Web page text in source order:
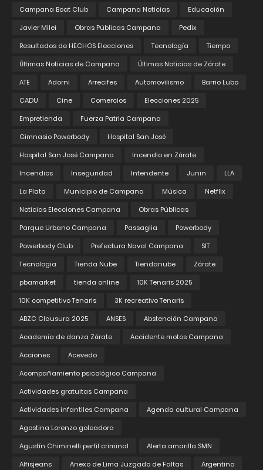
Campana Boat Club
Campana Noticias
Educación
Javier Milei
Obras Públicas Campana
Pedix
Resultados de HECHOS Elecciones
Tecnología
Tiempo
Últimas Noticias de Campana
Últimas Noticias de Zárate
ATE
Adorni Arrecifes Automovilismo
Barrio Lubo
CADU
Cine Comercios
Elecciones 2025
Empretienda
Fuerza Patria Campana
Gimnasio Powerbody
Hospital San José
Hospital San José Campana
Incendio en Zárate
Incendios
Inseguridad Intendente Junin
LLA
La Plata
Municipio de Campana Música
Netflix
Noticias Elecciones Campana
Obras Públicas
Parque Urbano Campana
Passaglia
Powerbody
Powerbody Club
Prefectura Naval Campana
SIT
Tecnologia
Tienda Nube Tiendanube
Zárate
pbamarket
tienda online
10K Tenaris 2025
10K competitivo Tenaris
3K recreativo Tenaris
ABZC Clausura 2025
ANSES
Abstención Campana
Academia de danza Zárate
Accidente motos Campana
Acciones
Acevedo
Acompañamiento psicológico Campana
Actividades gratuitas Campana
Actividades infantiles Campana
Agenda cultural Campana
Agostina Lorenzo goleadora
Agustín Chiminelli perfil criminal
Alerta amarilla SMN
Alfisjeans
Anexo de Lima Juzgado de Faltas
Argentino